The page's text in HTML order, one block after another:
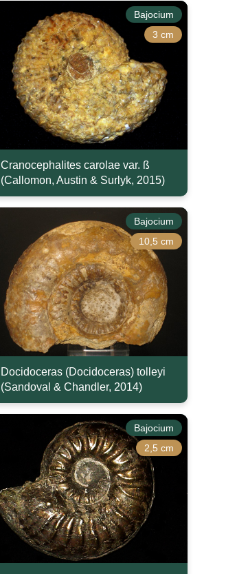
Bajocium
3 cm
Cranocephalites carolae var. ß
(Callomon, Austin & Surlyk, 2015)
Bajocium
10,5 cm
Docidoceras (Docidoceras) tolleyi
(Sandoval & Chandler, 2014)
Bajocium
2,5 cm